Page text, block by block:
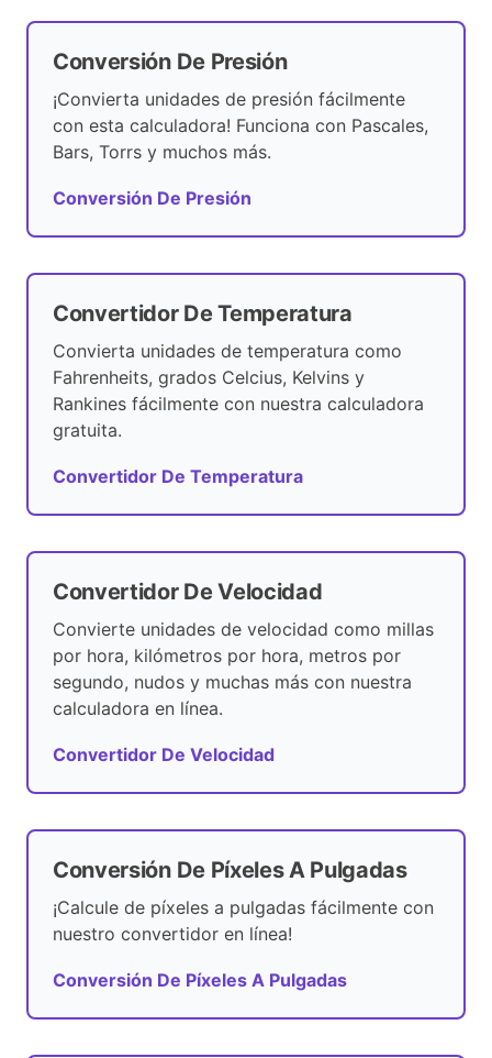
Conversión De Presión
¡Convierta unidades de presión fácilmente
con esta calculadora! Funciona con Pascales,
Bars, Torrs y muchos más.
Conversión De Presión
Convertidor De Temperatura
Convierta unidades de temperatura como
Fahrenheits, grados Celcius, Kelvins y
Rankines fácilmente con nuestra calculadora
gratuita.
Convertidor De Temperatura
Convertidor De Velocidad
Convierte unidades de velocidad como millas
por hora, kilómetros por hora, metros por
segundo, nudos y muchas más con nuestra
calculadora en línea.
Convertidor De Velocidad
Conversión De Píxeles A Pulgadas
¡Calcule de píxeles a pulgadas fácilmente con
nuestro convertidor en línea!
Conversión De Píxeles A Pulgadas